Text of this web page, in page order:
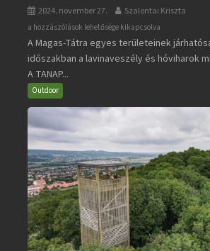
2024. november 27. Szalontai Kriszta
A
Magas-
Tátra
járható
turistaútjai
bejegyzéshez
a hozzászólások lehetősége kikapcsolva
A Magas-Tátra egyes területeinek
időszakban a lavinaveszély és hóviharok
A TANAP...
Outdoor